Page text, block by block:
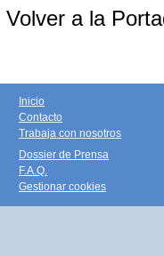
Volver a la
Inicio
Contacto
Trabaja con nosotros
Dossier de Prensa
F.A.Q.
Gestionar cookies